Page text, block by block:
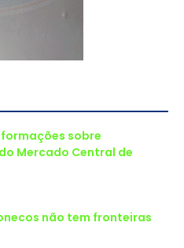
sobre
Mercado Central de
não tem fronteiras